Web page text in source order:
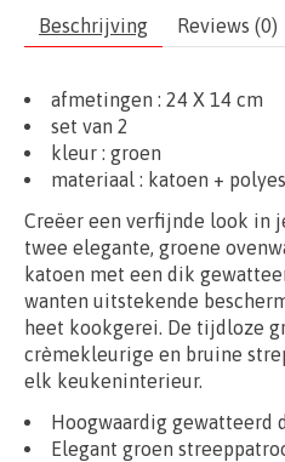
Beschrijving Reviews (0)
afmetingen : 24 X 14 cm
set van 2
kleur : groen
materiaal : katoen +
Creëer een verfijnde look in
twee elegante, groene
katoen met een dik
wanten uitstekende
heet kookgerei. De tijdloze
crèmekleurige en bruine
elk keukeninterieur.
Hoogwaardig gewatteerd
Elegant groen